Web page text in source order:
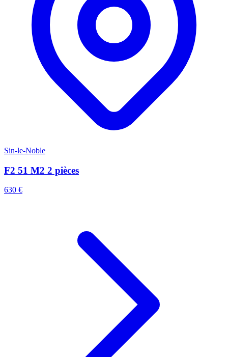
Sin-le-Noble
F2 51 M2 2 pièces
630 €